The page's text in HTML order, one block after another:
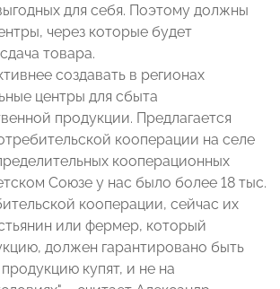
для себя. Поэтому должны
через которые будет
товара.
создавать в регионах
центры для сбыта
продукции. Предлагается
кооперации на селе
кооперационных
Союзе у нас было более 18 тыс.
кооперации, сейчас их
или фермер, который
должен гарантировано быть
купят, и не на